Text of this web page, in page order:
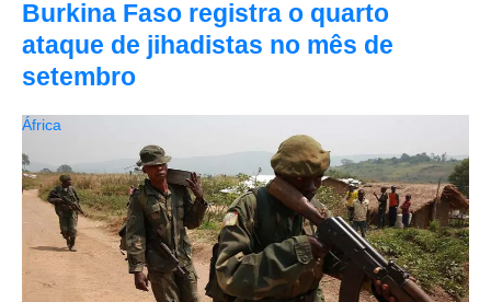
Burkina Faso registra o quarto
ataque de jihadistas no mês de
setembro
África